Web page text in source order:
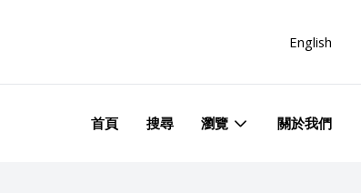
English
首頁 搜尋 瀏覽 關於我們